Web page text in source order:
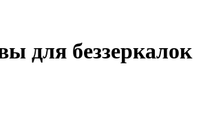
для беззеркалок